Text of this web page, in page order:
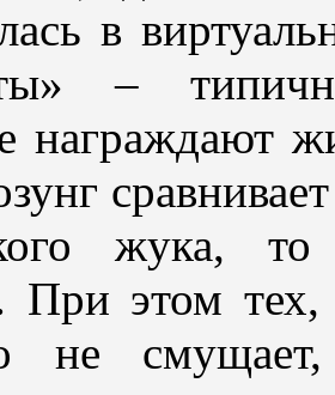
в
–
награждают
жука,
При этом тех,
не